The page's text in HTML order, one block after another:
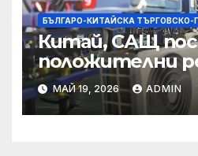
БЪЛГАРО-КИТАЙСКА
Китай, САЩ
положителни
търговски
министерство
МАЙ 19, 2026 ADMIN